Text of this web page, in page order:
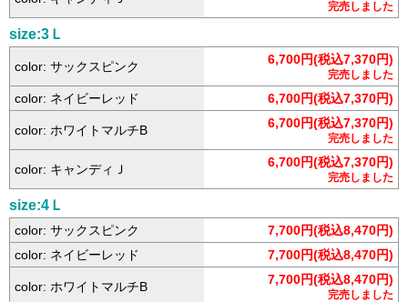
完売しました
size:3Ｌ
color: サックスピンク 6,700円(税込7,370円)
完売しました
color: ネイビーレッド 6,700円(税込7,370円)
color: ホワイトマルチB 6,700円(税込7,370円)
完売しました
color: キャンディＪ 6,700円(税込7,370円)
完売しました
size:4Ｌ
color: サックスピンク
7,700円(税込8,470円)
color: ネイビーレッド
7,700円(税込8,470円)
color: ホワイトマルチB 7,700円(税込8,470円)
完売しました